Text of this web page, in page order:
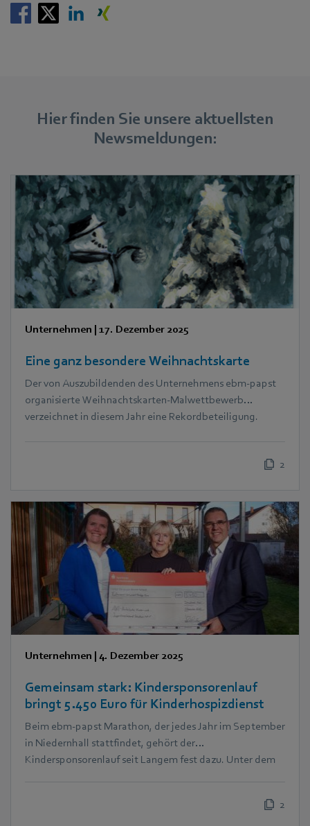
Hier finden Sie unsere aktuellsten
Newsmeldungen:
Unternehmen | 17. Dezember 2025
Eine ganz besondere Weihnachtskarte
Der von Auszubildenden des Unternehmens ebm‑papst
organisierte Weihnachtskarten-Malwettbewerb
verzeichnet in diesem Jahr eine Rekordbeteiligung.
2
Unternehmen | 4. Dezember 2025
Gemeinsam stark: Kindersponsorenlauf
bringt 5.450 Euro für Kinderhospizdienst
Beim ebm‑papst Marathon, der jedes Jahr im September
in Niedernhall stattfindet, gehört der
Kindersponsorenlauf seit Langem fest dazu. Unter dem
Jahr kam dabei eine beeindruckende Summe von 5.450 2